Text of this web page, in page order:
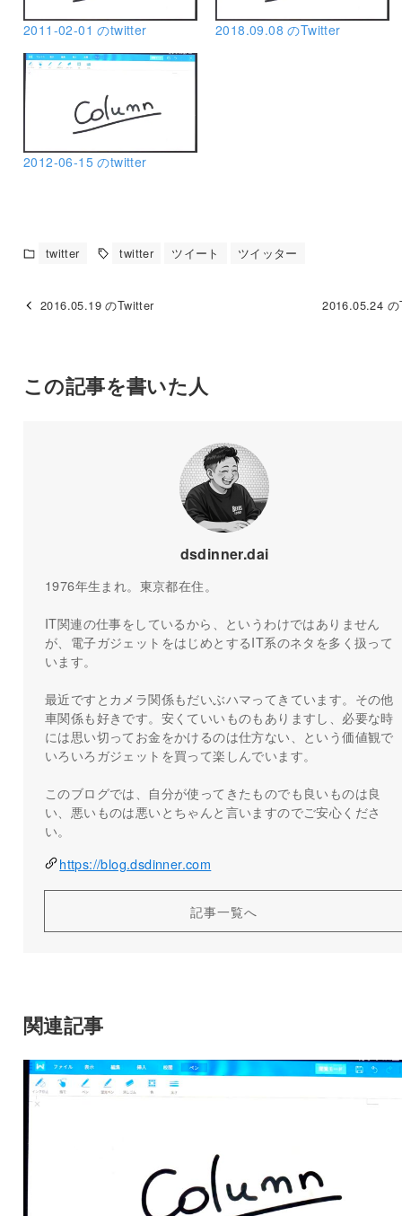
2011-02-01 のtwitter 2018.09.08 のTwitter
2012-06-15 のtwitter
twitter twitter ツイート ツイッター
2016.05.19 のTwitter 2016.05.24
この記事を書いた人
dsdinner.dai
1976年生まれ。東京都在住。
IT関連の仕事をしているから、というわけではありません
が、電子ガジェットをはじめとするIT系のネタを多く扱って
います。
最近ですとカメラ関係もだいぶハマってきています。その他
車関係も好きです。安くていいものもありますし、必要な時
には思い切ってお金をかけるのは仕方ない、という価値観で
いろいろガジェットを買って楽しんでいます。
このブログでは、自分が使ってきたものでも良いものは良
い、悪いものは悪いとちゃんと言いますのでご安心くださ
い。
https://blog.dsdinner.com
記事一覧へ
関連記事